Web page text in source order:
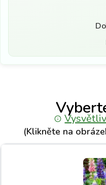
(Klikněte na